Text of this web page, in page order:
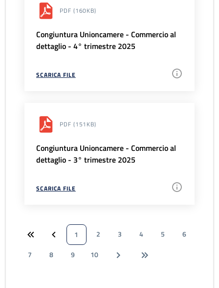
PDF (160KB)
Congiuntura Unioncamere - Commercio al
dettaglio - 4° trimestre 2025
SCARICA FILE
PDF (151KB)
Congiuntura Unioncamere - Commercio al
dettaglio - 3° trimestre 2025
SCARICA FILE
1 2 3 4 5
6
7
8 9 10